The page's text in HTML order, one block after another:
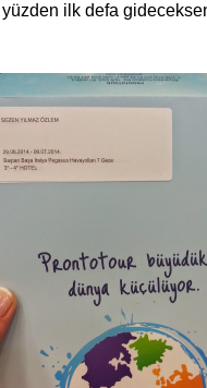
yüzden ilk defa